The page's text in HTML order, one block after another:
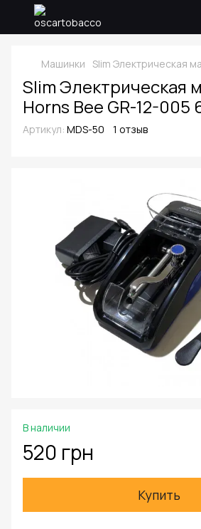
Машинки Slim Электрическая
Slim Электрическая
Horns Bee GR-12-005
Артикул: MDS-50 1 отзыв
В наличии
520 грн
Купить